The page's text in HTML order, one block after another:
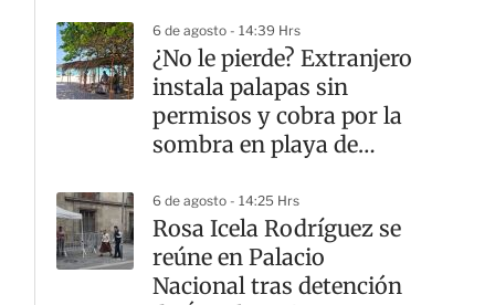
6 de agosto - 14:39 Hrs
¿No le pierde? Extranjero
instala palapas sin
permisos y cobra por la
sombra en playa de
6 de agosto - 14:25 Hrs
Rosa Icela Rodríguez se
reúne en Palacio
Nacional tras detención